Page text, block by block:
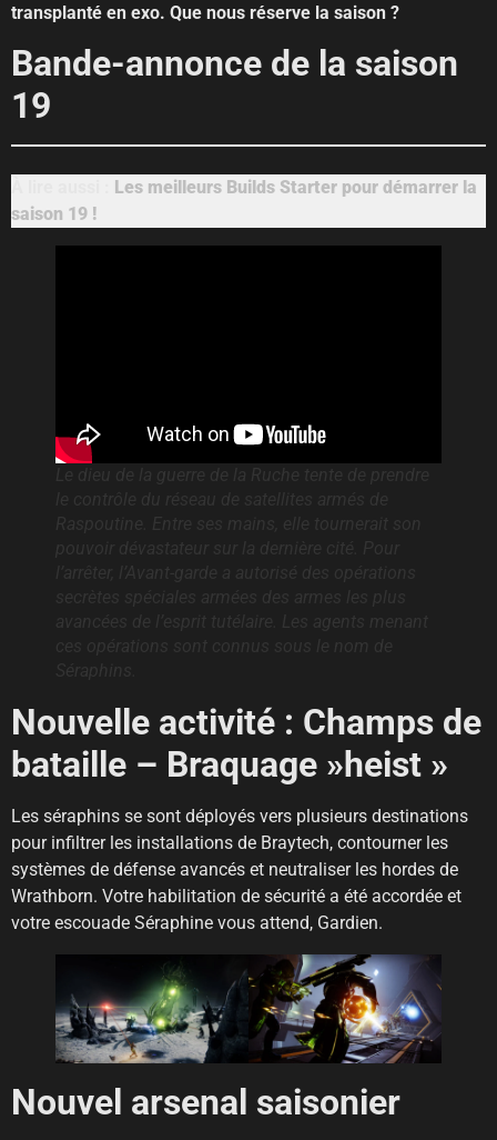
transplanté en exo. Que nous réserve la saison ?
Bande-annonce de la saison
19
Les meilleurs Builds Starter pour démarrer la
saison 19 !
Nouvelle activité : Champs de
bataille – Braquage »heist »
Les séraphins se sont déployés vers plusieurs destinations
pour infiltrer les installations de Braytech, contourner les
systèmes de défense avancés et neutraliser les hordes de
Wrathborn. Votre habilitation de sécurité a été accordée et
votre escouade Séraphine vous attend, Gardien.
Nouvel arsenal saisonier